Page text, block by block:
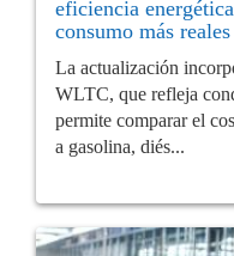
eficiencia
consumo más
La actualización
WLTC, que refleja
permite comparar el
a gasolina, diés...